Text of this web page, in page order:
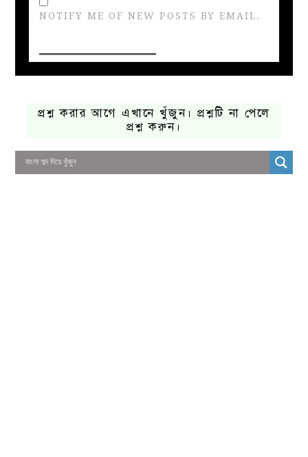
NOTIFY ME OF NEW POSTS BY EMAIL.
প্রশ্ন করার আগে এখানে খুঁজুন। প্রশ্নটি না পেলে
প্রশ্ন করুন।